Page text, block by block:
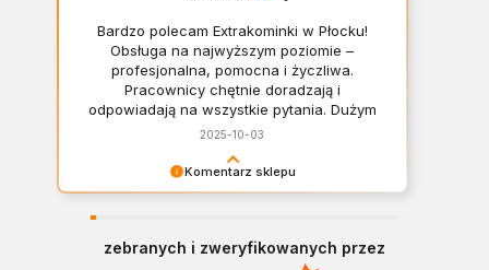
Komentarz sklepu
Bardzo polecam Extrakominki w Płocku!
Obsługa na najwyższym poziomie –
profesjonalna, pomocna i życzliwa.
Pracownicy chętnie doradzają i
odpowiadają na wszystkie pytania. Dużym
plusem jest szeroki wybór asortymentu –
kominków po nowoczesne rozwiązania
dopasowane do różnych wnętrz. Zakupy
2025-10-03
zebranych i zweryfikowanych przez